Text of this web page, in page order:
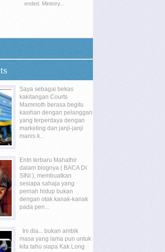
ended. Ministry...
Saya sebagai bekas
kakitangan Courts
Mammoth berasa begitu
kasihan dengan pelanggan
yang terperdaya dengan
marketing dan janji-janji
manis k...
Entri terbaru Mahathir
dalam blognya ( BACA DI
SINI ), membuatkan
sesiapa sahaja yang
pernah hidup bukan
dengan otak kanak-kanak
pada pen...
Ini dia... bukan ambik
masa yang lama pun untuk
kita tahu siapa Kak Long